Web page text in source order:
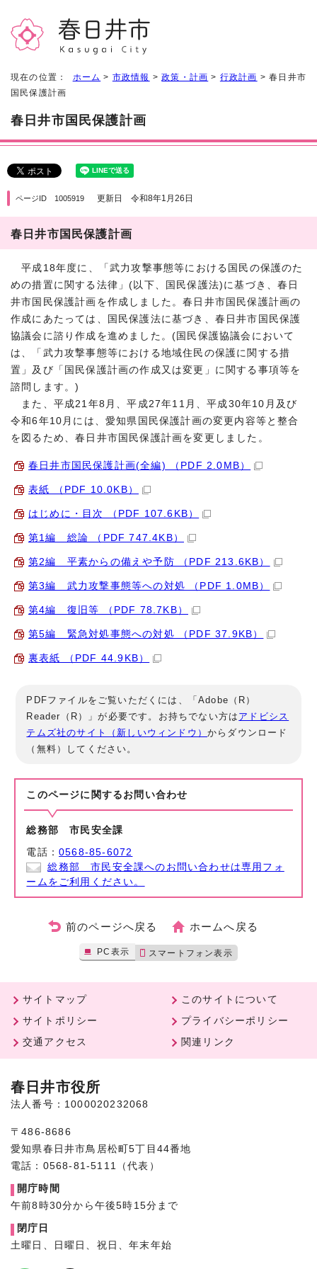
現在の位置： ホーム > 市政情報 >政策・計画 > 行政計画 > 春日井市
国民保護計画
春日井市国民保護計画
ページID 1005919 更新日 令和8年1月26日
春日井市国民保護計画
平成18年度に、「武力攻撃事態等における国民の保護のた
めの措置に関する法律」(以下、国民保護法)に基づき、春日
井市国民保護計画を作成しました。春日井市国民保護計画の
作成にあたっては、国民保護法に基づき、春日井市国民保護
協議会に諮り作成を進めました。(国民保護協議会において
は、「武力攻撃事態等における地域住民の保護に関する措
置」及び「国民保護計画の作成又は変更」に関する事項等を
諮問します。)
また、平成21年8月、平成27年11月、平成30年10月及び
令和6年10月には、愛知県国民保護計画の変更内容等と整合
を図るため、春日井市国民保護計画を変更しました。
春日井市国民保護計画(全編) （PDF 2.0MB）
表紙 （PDF 10.0KB）
はじめに・目次 （PDF 107.6KB）
第1編 総論 （PDF 747.4KB）
第2編 平素からの備えや予防 （PDF 213.6KB）
第3編 武力攻撃事態等への対処 （PDF 1.0MB）
第4編 復旧等 （PDF 78.7KB）
第5編 緊急対処事態への対処 （PDF 37.9KB）
裏表紙 （PDF 44.9KB）
PDFファイルをご覧いただくには、「Adobe（R）
Reader（R）」が必要です。お持ちでない方は アドビシス
テムズ社のサイト（新しいウィンドウ）からダウンロード
（無料）してください。
このページに関する お問い合わせ
総務部 市民安全課
電話：0568-85-6072
総務部 市民安全課へのお問い合わせは専用フォ
ームをご利用ください。
前のページへ戻る ホームへ戻る
PC表示 スマートフォン表示
サイトマップ
このサイトについて
サイトポリシー
プライバシーポリシー
交通アクセス
関連リンク
春日井市役所
法人番号：1000020232068
〒486-8686
愛知県春日井市鳥居松町5丁目44番地
電話：0568-81-5111（代表）
開庁時間
午前8時30分から午後5時15分まで
閉庁日
土曜日、日曜日、祝日、年末年始